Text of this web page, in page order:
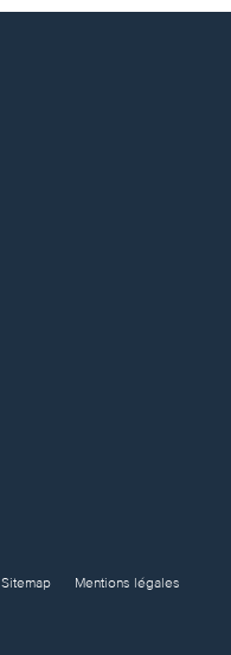
Sitemap
Mentions légales